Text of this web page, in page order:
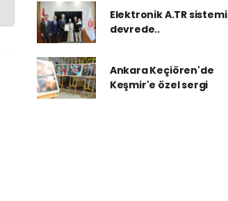
Elektronik A.TR sistemi
devrede..
Ankara Keçiören'de
Keşmir'e özel sergi